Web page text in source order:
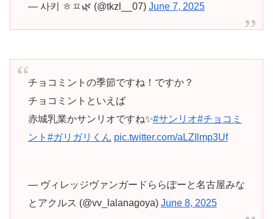
— 사키 ㅎㅍ🌿 (@tkzl__07) June 7, 2025
チョコミントの季節ですね！ですか？
チョコミントといえば
赤城乳業かサンリオですね✨#サンリオ#チョコミ
ント #ガリガリくん pic.twitter.com/aLZIlmp3Uf
— ヴィレッジヴァンガードららぽーと名古屋みな
とアクルス (@vv_lalanagoya) June 8, 2025